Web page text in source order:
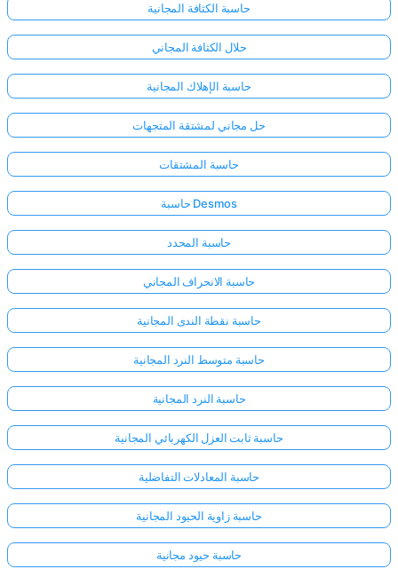
حاسبة الكثافة المجانية
حلال الكثافة المجاني
حاسبة الإهلاك المجانية
حل مجاني لمشتقة المتجهات
حاسبة المشتقات
حاسبة Desmos
حاسبة المحدد
حاسبة الانحراف المجاني
حاسبة نقطة الندى المجانية
حاسبة متوسط النرد المجانية
حاسبة النرد المجانية
حاسبة ثابت العزل الكهربائي المجانية
حاسبة المعادلات التفاضلية
حاسبة زاوية الحيود المجانية
حاسبة حيود مجانية